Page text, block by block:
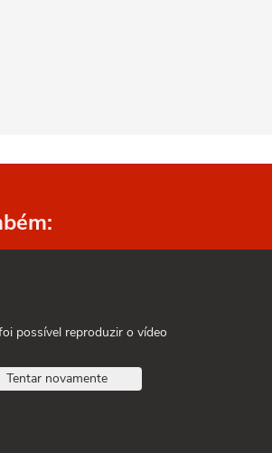
possível reproduzir o vídeo
Tentar novamente